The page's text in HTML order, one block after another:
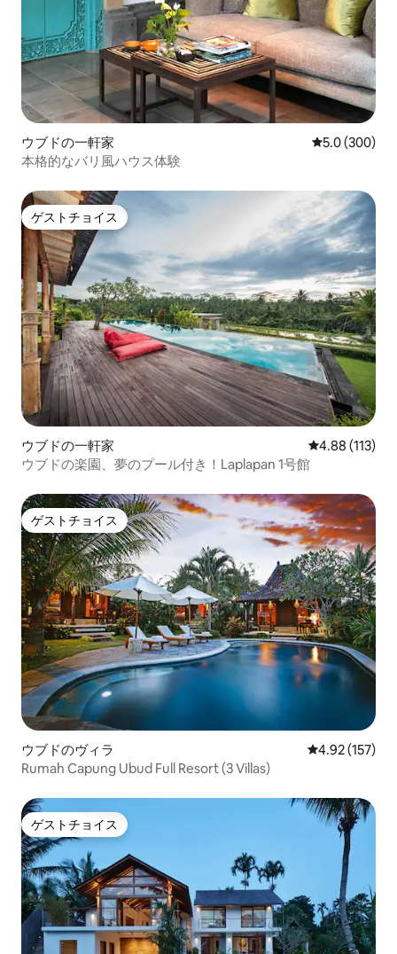
ウブドの一軒家 レビュー300
5.0 (300)
本格的なバリ風ハウス体験
ゲストチョイス
ゲストチョイス
ウブドの一軒家 レビュー113
4.88 (113)
ウブドの楽園、夢のプール付き！Laplapan 1号館
ゲストチョイス
ゲストチョイス
ウブドのヴィラ レビュー157
4.92 (157)
Rumah Capung Ubud Full Resort (3 Villas)
ゲストチョイス
ゲストチョイス